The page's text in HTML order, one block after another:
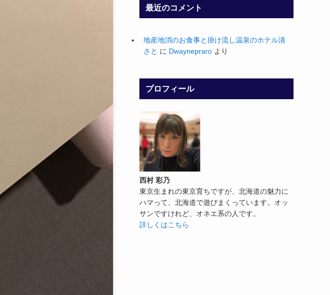
最近のコメント
地産地消のお食事と掛け流し温泉のホテル清
さと に Dwaynepraro より
プロフィール
西村 彩乃
東京生まれの東京育ちですが、北海道の魅力に
ハマって、北海道で遊びまくっています。オッ
サンですけれど、オネエ系の人です。
詳しくはこちら